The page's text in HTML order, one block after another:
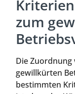
zum
Die
gewillkürten
bestimmten